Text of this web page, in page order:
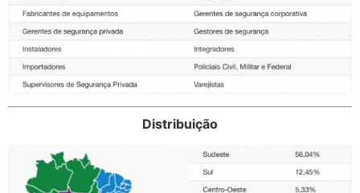
Distribuição